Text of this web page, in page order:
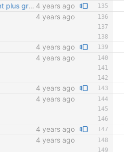
étape jusqu'à 8 les svg sont plus gros à cause de CoarseView à True dans FreeCAD 4 years ago
4 years ago
4 years ago
4 years ago
4 years ago
4 years ago
4 years ago
4 years ago